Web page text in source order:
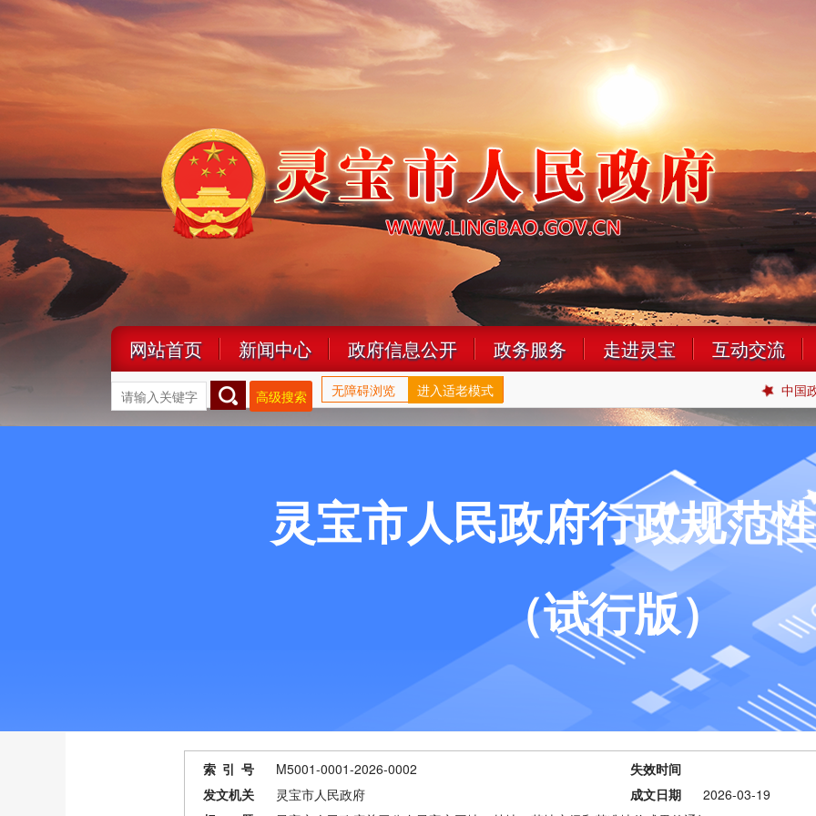
网站首页 新闻中心 政府信息公开 政务服务 走进灵宝 互动交流
高级搜索 无障碍浏览 进入适老模式 中国
灵宝市人民政府行政规范
（试行版）
索 引 号 M5001-0001-2026-0002
失效时间
发文机关
灵宝市人民政府 成文日期
2026-03-19